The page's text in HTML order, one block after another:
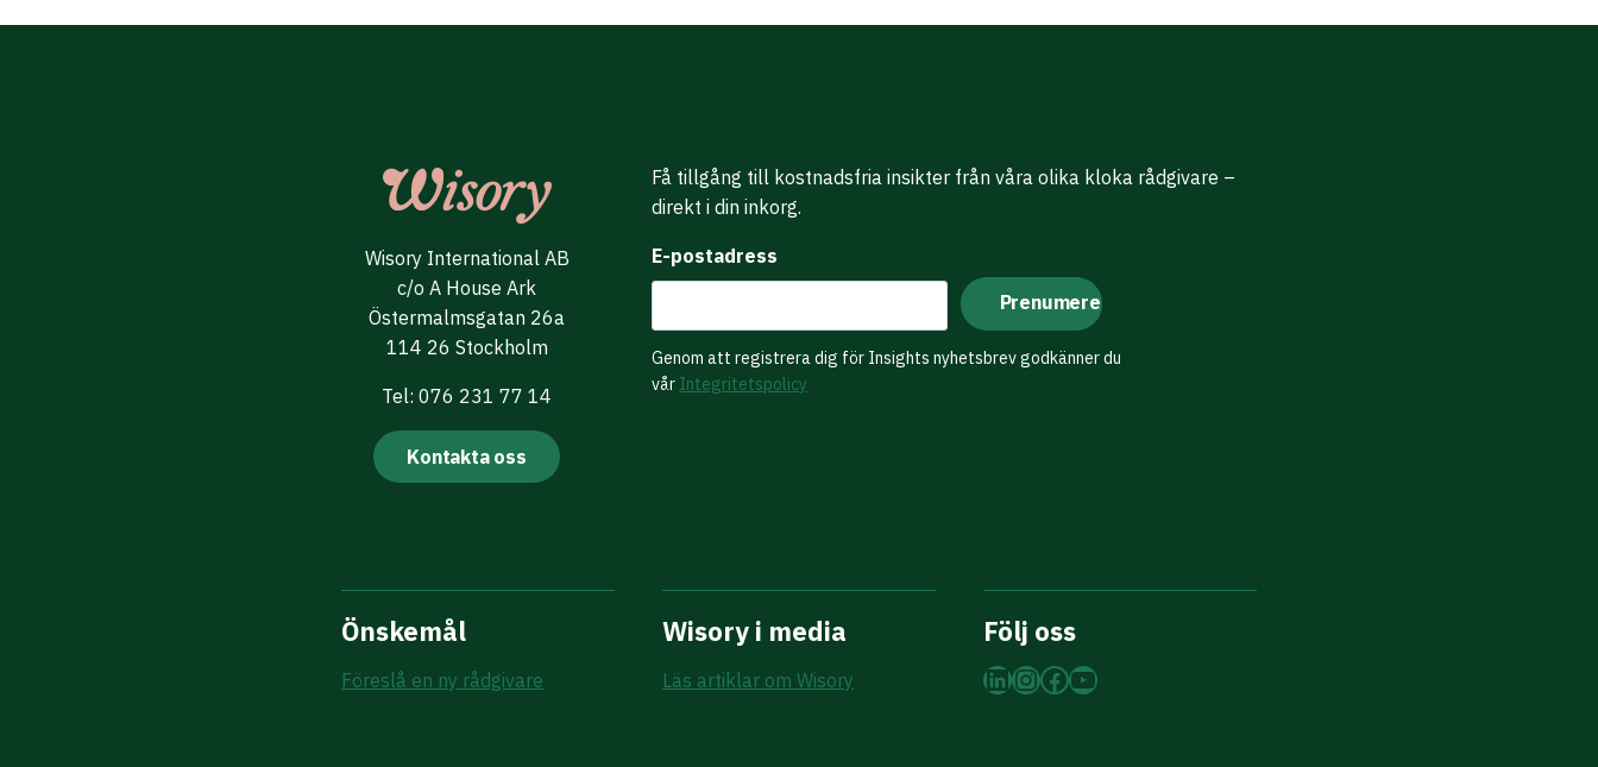
Wisory International AB
c/o A House Ark
Östermalmsgatan 26a
114 26 Stockholm
Tel: 076 231 77 14
Kontakta oss
Få tillgång till kostnadsfria insikter från våra olika kloka rådgivare –
direkt i din inkorg.
E-postadress
Genom att registrera dig för Insights nyhetsbrev godkänner du
vår Integritetspolicy
Önskemål
Föreslå en ny rådgivare
Wisory i media
Läs artiklar om Wisory
Följ oss
LinkedIn
Instagram
Facebook
YouTube